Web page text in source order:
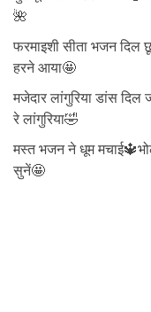
🌺
फरमाइशी सीता भजन दिल
हरने आया🤩
मजेदार लांगुरिया डांस
रे लांगुरिया🤣
मस्त भजन ने धूम
सुनें🤩